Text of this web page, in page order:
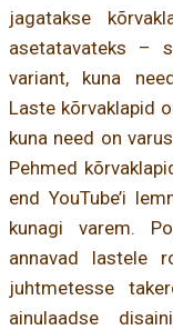
jagatakse
asetatavateks –
variant, kuna
Laste kõrvaklapid
kuna need on
Pehmed
end YouTube’i
kunagi varem.
annavad lastele
juhtmetesse
ainulaadse